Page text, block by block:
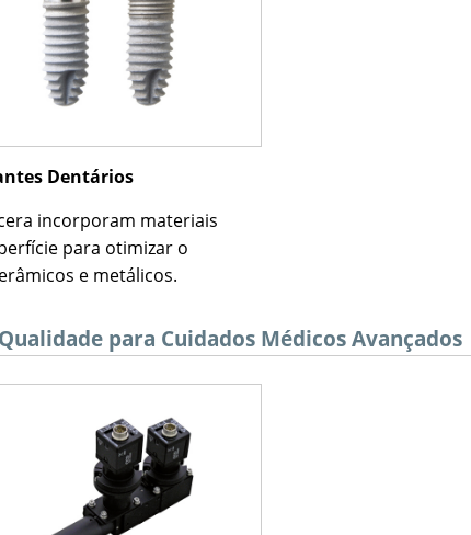
Dentários
incorporam materiais
para otimizar o
e metálicos.
para Cuidados Médicos Avançados